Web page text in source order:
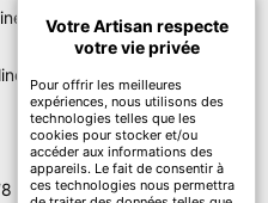
78
Votre Artisan respecte
votre vie privée
Pour offrir les meilleures
expériences, nous utilisons des
technologies telles que les
cookies pour stocker et/ou
accéder aux informations des
appareils. Le fait de consentir à
ces technologies nous permettra